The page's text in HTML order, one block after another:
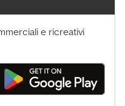
e ricreativi